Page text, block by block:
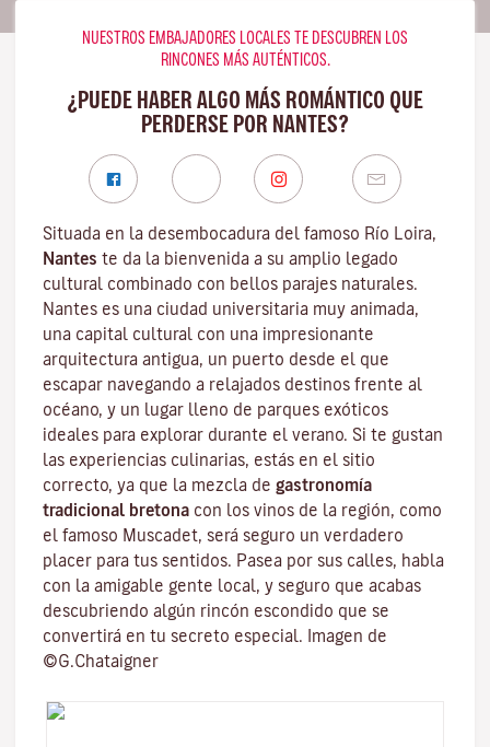
NUESTROS EMBAJADORES LOCALES TE DESCUBREN LOS
RINCONES MÁS AUTÉNTICOS.
¿PUEDE HABER ALGO MÁS ROMÁNTICO QUE
PERDERSE POR NANTES?
Situada en la desembocadura del famoso Río Loira,
Nantes te da la bienvenida a su amplio legado
cultural combinado con bellos parajes naturales.
Nantes es una ciudad universitaria muy animada,
una capital cultural con una impresionante
arquitectura antigua, un puerto desde el que
escapar navegando a relajados destinos frente al
océano, y un lugar lleno de parques exóticos
ideales para explorar durante el verano. Si te gustan
las experiencias culinarias, estás en el sitio
correcto, ya que la mezcla de gastronomía
tradicional bretona con los vinos de la región, como
el famoso Muscadet, será seguro un verdadero
placer para tus sentidos. Pasea por sus calles, habla
con la amigable gente local, y seguro que acabas
descubriendo algún rincón escondido que se
convertirá en tu secreto especial. Imagen de
©G.Chataigner